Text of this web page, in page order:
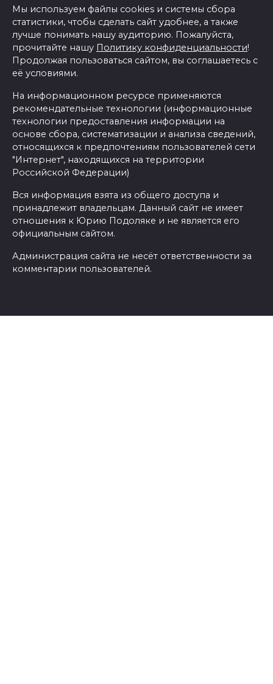
Мы используем файлы cookies и системы сбора
статистики, чтобы сделать сайт удобнее, а также
лучше понимать нашу аудиторию. Пожалуйста,
прочитайте нашу Политику конфиденциальности!
Продолжая пользоваться сайтом, вы соглашаетесь с
её условиями.
На информационном ресурсе применяются
рекомендательные технологии (информационные
технологии предоставления информации на
основе сбора, систематизации и анализа сведений,
относящихся к предпочтениям пользователей сети
"Интернет", находящихся на территории
Российской Федерации)
Вся информация взята из общего доступа и
принадлежит владельцам. Данный сайт не имеет
отношения к Юрию Подоляке и не является его
официальным сайтом.
Администрация сайта не несёт ответственности за
комментарии пользователей.